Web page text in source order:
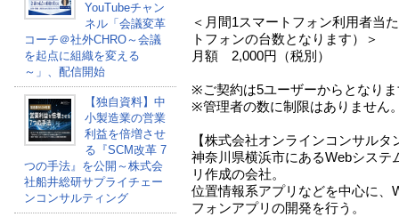
YouTubeチャン
ネル「会議変革
コーチ＠社外CHRO～会議
を起点に組織を変える
～」、配信開始
【独自資料】中
小製造業の営業
利益を倍増させ
る『SCM改革 7
つの手法』を公開～株式会
社船井総研サプライチェー
ンコンサルティング
＜月間1スマートフォン利用者当
トフォンの台数となります）
月額 2,000円（税別）
※ご契約は5ユーザーからとなり
※管理者の数に制限はありません
【株式会社オンラインコンサルタ
神奈川県横浜市にあるWebシステ
リ作成の会社。
位置情報系アプリなどを中心に、
フォンアプリの開発を行う。